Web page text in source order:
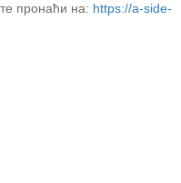
пронаћи на: https://a-side-